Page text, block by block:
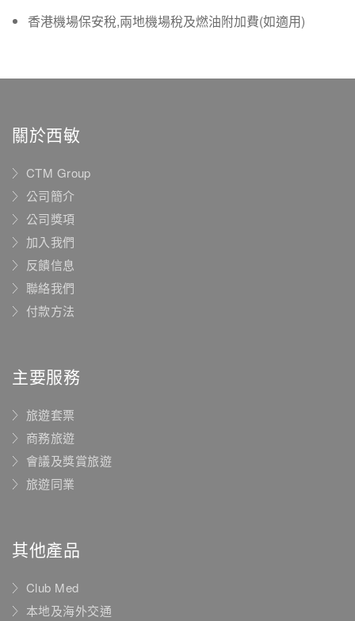
香港機場保安稅,兩地機場稅及燃油附加費(如適用)
關於西敏
CTM Group
公司簡介
公司獎項
加入我們
反饋信息
聯絡我們
付款方法
主要服務
旅遊套票
商務旅遊
會議及獎賞旅遊
旅遊同業
其他產品
Club Med
本地及海外交通